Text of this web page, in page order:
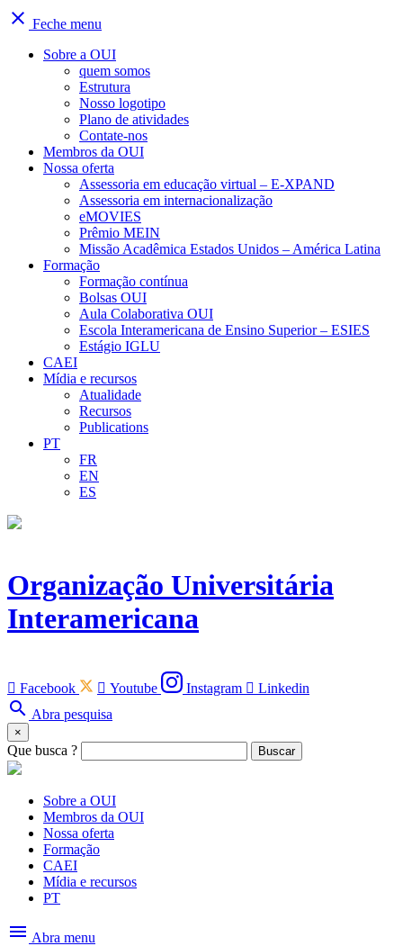
close Feche menu
Sobre a OUI
quem somos
Estrutura
Nosso logotipo
Plano de atividades
Contate-nos
Membros da OUI
Nossa oferta
Assessoria em educação virtual – E-XPAND
Assessoria em internacionalização
eMOVIES
Prêmio MEIN
Missão Acadêmica Estados Unidos – América Latina
Formação
Formação contínua
Bolsas OUI
Aula Colaborativa OUI
Escola Interamericana de Ensino Superior – ESIES
Estágio IGLU
CAEI
Mídia e recursos
Atualidade
Recursos
Publications
PT
FR
EN
ES
Organização Universitária
Interamericana
 Facebook  Youtube Instagram  Linkedin
search Abra pesquisa
×
Que busca ? Buscar
Sobre a OUI
Membros da OUI
Nossa oferta
Formação
CAEI
Mídia e recursos
PT
menu Abra menu